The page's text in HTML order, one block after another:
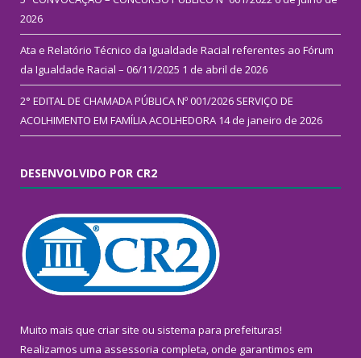
2026
Ata e Relatório Técnico da Igualdade Racial referentes ao Fórum
da Igualdade Racial – 06/11/2025 1 de abril de 2026
2° EDITAL DE CHAMADA PÚBLICA Nº 001/2026 SERVIÇO DE
ACOLHIMENTO EM FAMÍLIA ACOLHEDORA 14 de janeiro de 2026
DESENVOLVIDO POR CR2
Muito mais que criar site ou sistema para prefeituras!
Realizamos uma assessoria completa, onde garantimos em